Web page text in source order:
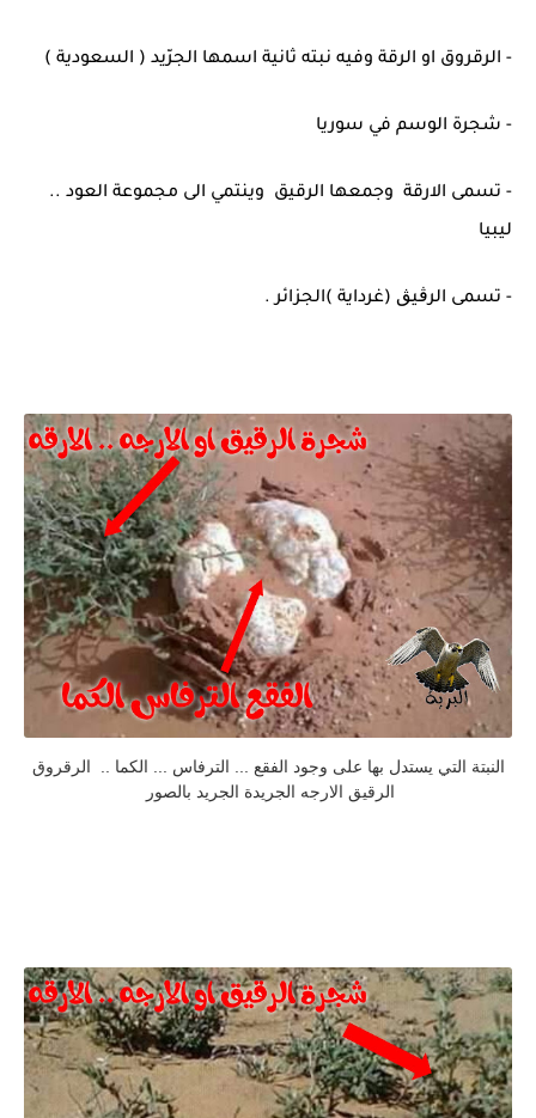
- الرقروق او الرقة وفيه نبته ثانية اسمها الجرّيد ( السعودية )
- شجرة الوسم في سوريا
- تسمى الارقة وجمعها الرقيق وينتمي الى مجموعة العود ..
ليبيا
- تسمى الرڨيڨ (غرداية )الجزائر .
النبتة التي يستدل بها على وجود الفقع ... الترفاس ... الكما .. الرقروق
الرقيق الارجه الجريدة الجريد بالصور